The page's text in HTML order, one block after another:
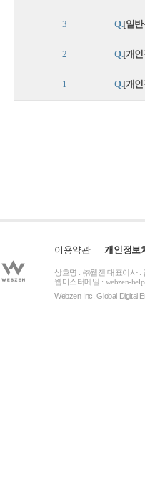
3 Q.[일
2 Q.[개
1 Q.[개
이용약관 개인정보
상호명 : ㈜웹젠 대표이사 :
웹마스터메일 : webzen-
Webzen Inc. Global Digital